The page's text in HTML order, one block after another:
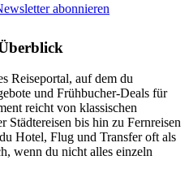
abonnieren
Reiseportal, auf dem du
und Frühbucher-Deals für
reicht von klassischen
Städtereisen bis hin zu Fernreisen
Hotel, Flug und Transfer oft als
wenn du nicht alles einzeln